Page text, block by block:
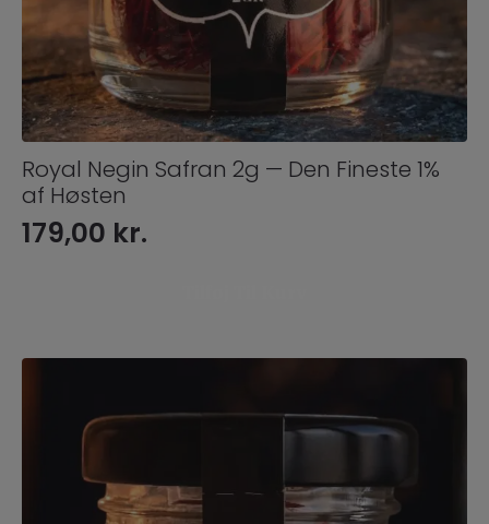
Royal Negin Safran 2g — Den Fineste 1%
af Høsten
179,00 kr.